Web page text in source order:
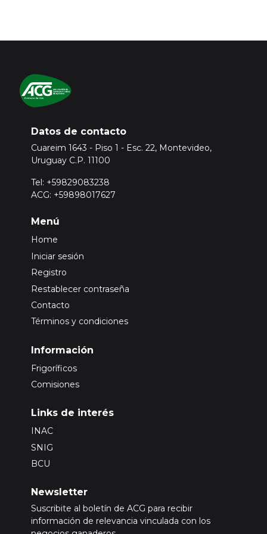
Datos de contacto
Cuareim 1643 - Piso 1 - Esc. 22, Montevideo,
Uruguay C.P. 11100
Tel: +59829083238
ACG: +59898017627
Menú
Home
Iniciar sesión
Registro
Restablecer contraseña
Contacto
Términos y condiciones
Información
Frigoríficos
Comisiones
Links de interés
INAC
SNIG
BCU
Newsletter
Suscribite al boletín de ACG para recibir
información de relevancia vinculada con los